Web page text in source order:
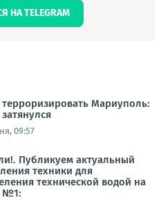
НА TELEGRAM
Мариуполь:
09:57
Публикуем актуальный
техники для
технической водой на
№1: